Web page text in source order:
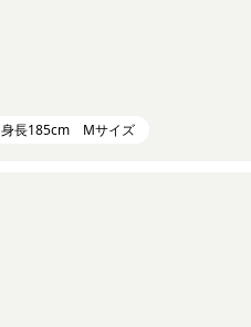
身長185cm Mサイズ